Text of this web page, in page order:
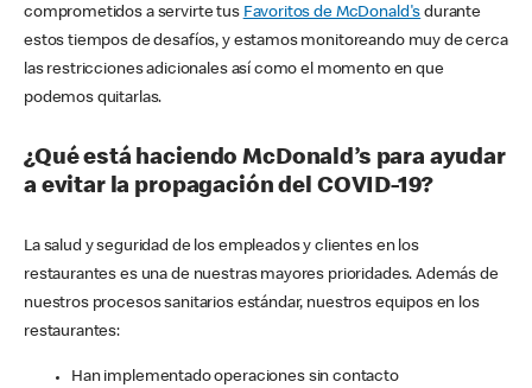
comprometidos a servirte tus Favoritos de McDonald's durante
estos tiempos de desafíos, y estamos monitoreando muy de cerca
las restricciones adicionales así como el momento en que
podemos quitarlas.
¿Qué está haciendo McDonald’s para ayudar
a evitar la propagación del COVID-19?
La salud y seguridad de los empleados y clientes en los
restaurantes es una de nuestras mayores prioridades. Además de
nuestros procesos sanitarios estándar, nuestros equipos en los
restaurantes:
Han implementado operaciones sin contacto